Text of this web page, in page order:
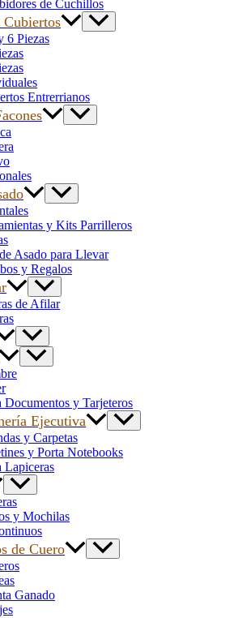
de Cuchillos
Cubiertos
6 Piezas
Entrerrianos
y Kits Parrilleros
Asado para Llevar
y Regalos
de Afilar
Documentos y Tarjeteros
Ejecutiva
y Carpetas
y Porta Notebooks
Lapiceras
y Mochilas
de Cuero
Ganado